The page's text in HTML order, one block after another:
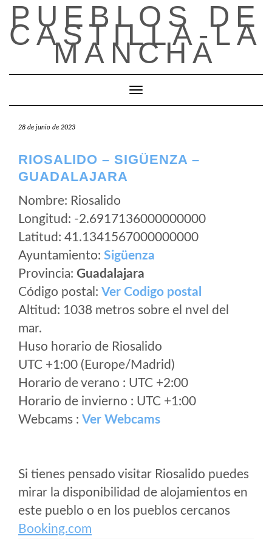
Saltar
contenido
PUEBLOS DE
CASTILLA-LA
MANCHA
Cambiar modo de navegación
28 de junio de 2023
RIOSALIDO – SIGÜENZA –
GUADALAJARA
Nombre: Riosalido
Longitud: -2.6917136000000000
Latitud: 41.1341567000000000
Ayuntamiento: Sigüenza
Provincia: Guadalajara
Código postal: Ver Codigo postal
Altitud: 1038 metros sobre el nvel del
mar.
Huso horario de Riosalido
UTC +1:00 (Europe/Madrid)
Horario de verano : UTC +2:00
Horario de invierno : UTC +1:00
Webcams : Ver Webcams
Si tienes pensado visitar Riosalido puedes
mirar la disponibilidad de alojamientos en
este pueblo o en los pueblos cercanos
Booking.com